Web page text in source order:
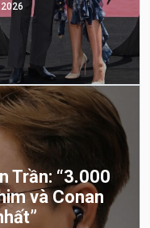
Trần: “3.000
và Conan